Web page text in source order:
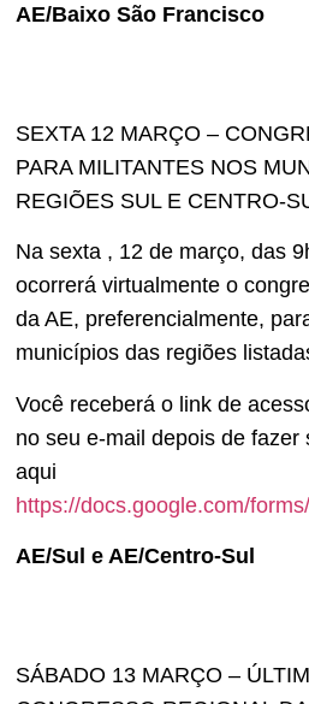
AE/Baixo São Francisco
SEXTA 12 MARÇO –
PARA MILITANTES NOS
REGIÕES SUL E CENTRO-
Na sexta , 12 de março, das
ocorrerá virtualmente o
da AE, preferencialmente,
municípios das regiões
Você receberá o link de
no seu e-mail depois de fazer
aqui
https://docs.google.com/
AE/Sul e AE/Centro-Sul
SÁBADO 13 MARÇO –